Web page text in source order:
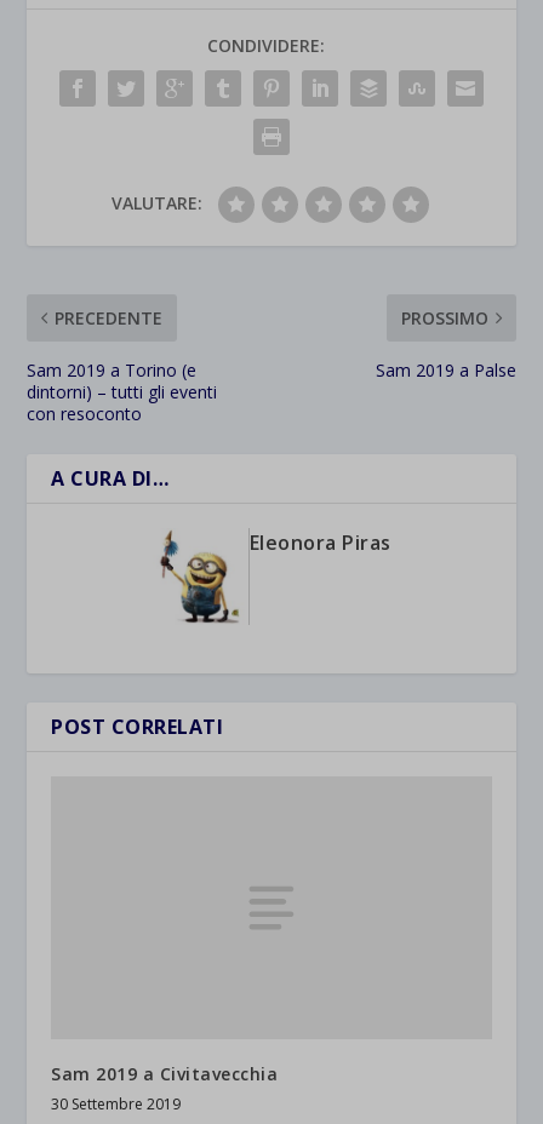
CONDIVIDERE:
VALUTARE:
PRECEDENTE
Sam 2019 a Torino (e
dintorni) – tutti gli eventi
con resoconto
PROSSIMO
Sam 2019 a Palse
A CURA DI…
Eleonora Piras
POST CORRELATI
Sam 2019 a Civitavecchia
30 Settembre 2019